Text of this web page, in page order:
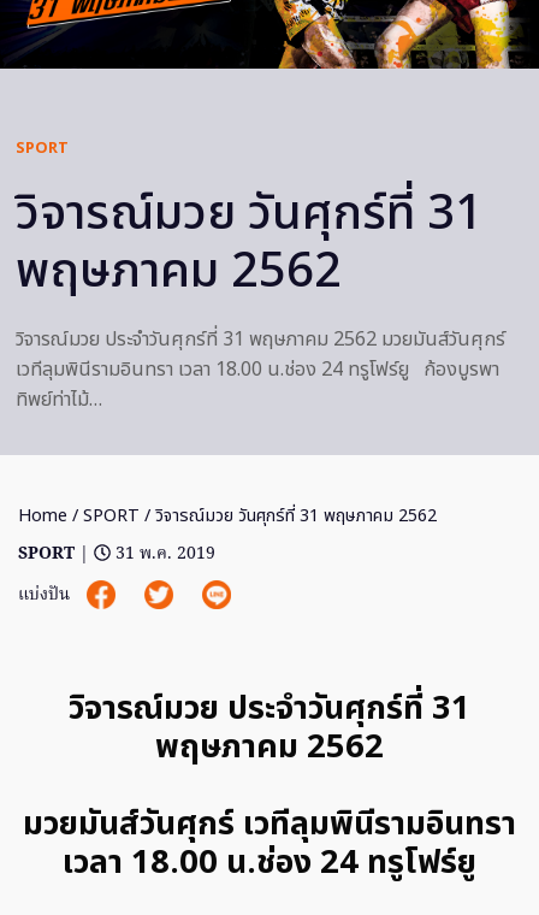
SPORT
วิจารณ์มวย วันศุกร์ที่ 31
พฤษภาคม 2562
วิจารณ์มวย ประจำวันศุกร์ที่ 31 พฤษภาคม 2562 มวยมันส์วันศุกร์
เวทีลุมพินีรามอินทรา เวลา 18.00 น.ช่อง 24 ทรูโฟร์ยู ก้องบูรพา
ทิพย์ท่าไม้…
Home /SPORT / วิจารณ์มวย วันศุกร์ที่ 31 พฤษภาคม 2562
SPORT |
31 พ.ค. 2019
แบ่งปัน
วิจารณ์มวย ประจำวันศุกร์ที่ 31
พฤษภาคม 2562
มวยมันส์วันศุกร์ เวทีลุมพินีรามอินทรา
เวลา 18.00 น.ช่อง 24 ทรูโฟร์ยู